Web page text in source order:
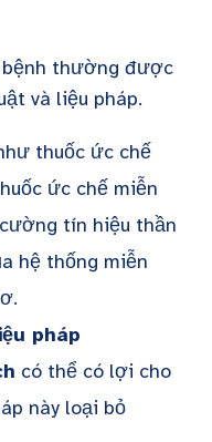
thường được
và liệu pháp.
thuốc ức chế
ức chế miễn
tín hiệu thần
hệ thống miễn
pháp
có thể có lợi cho
này loại bỏ